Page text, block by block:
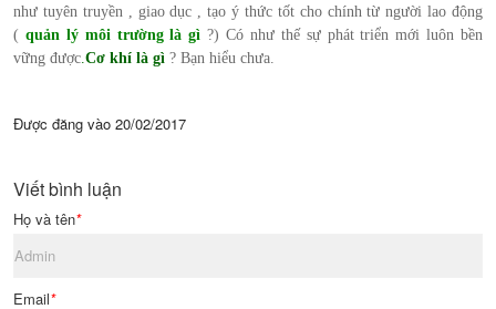
như tuyên truyền , giao dục , tạo ý thức tốt cho chính từ người lao động
( quản lý môi trường là gì ?) Có như thế sự phát triển mới luôn bền
vững được Cơ khí là gì ? Bạn hiểu chưa.
Được đăng vào 20/02/2017
Viết bình luận
Họ và tên*
Email*